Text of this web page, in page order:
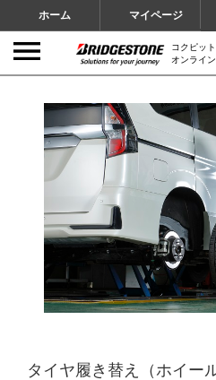
ホーム マイページ
コクピッ
オンライ
タイヤ履き替え（ホイー